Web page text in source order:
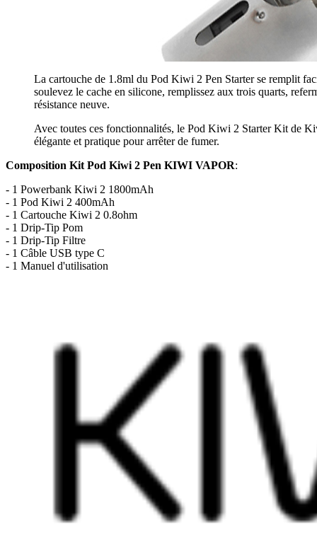
La cartouche de 1.8ml du Pod Kiwi 2 Pen Starter se remplit
soulevez le cache en silicone, remplissez aux trois quarts,
résistance neuve.
Avec toutes ces fonctionnalités, le Pod Kiwi 2 Starter Kit de
élégante et pratique pour arrêter de fumer.
Composition Kit Pod Kiwi 2 Pen KIWI VAPOR:
- 1 Powerbank Kiwi 2 1800mAh
- 1 Pod Kiwi 2 400mAh
- 1 Cartouche Kiwi 2 0.8ohm
- 1 Drip-Tip Pom
- 1 Drip-Tip Filtre
- 1 Câble USB type C
- 1 Manuel d'utilisation